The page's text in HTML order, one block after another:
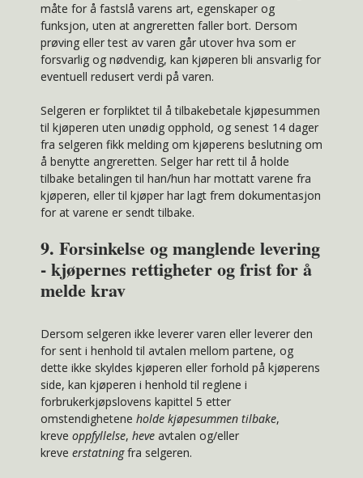
måte for å fastslå varens art, egenskaper og
funksjon, uten at angreretten faller bort. Dersom
prøving eller test av varen går utover hva som er
forsvarlig og nødvendig, kan kjøperen bli ansvarlig for
eventuell redusert verdi på varen.
Selgeren er forpliktet til å tilbakebetale kjøpesummen
til kjøperen uten unødig opphold, og senest 14 dager
fra selgeren fikk melding om kjøperens beslutning om
å benytte angreretten. Selger har rett til å holde
tilbake betalingen til han/hun har mottatt varene fra
kjøperen, eller til kjøper har lagt frem dokumentasjon
for at varene er sendt tilbake.
9. Forsinkelse og manglende levering
- kjøpernes rettigheter og frist for å
melde krav
Dersom selgeren ikke leverer varen eller leverer den
for sent i henhold til avtalen mellom partene, og
dette ikke skyldes kjøperen eller forhold på kjøperens
side, kan kjøperen i henhold til reglene i
forbrukerkjøpslovens kapittel 5 etter
omstendighetene holde kjøpesummen tilbake,
kreve oppfyllelse, heve avtalen og/eller
kreve erstatningfra selgeren.